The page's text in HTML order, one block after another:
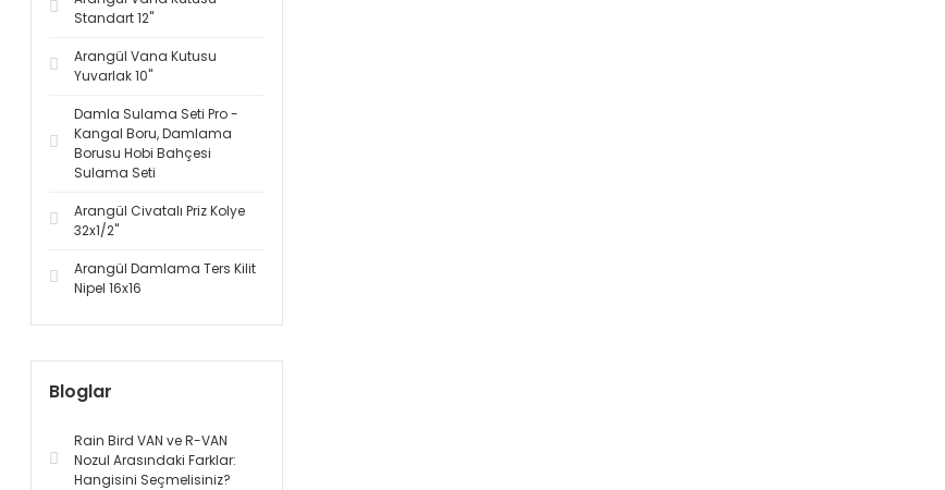
Standart 12''
Arangül Vana Kutusu
Yuvarlak 10''
Damla Sulama Seti Pro -
Kangal Boru, Damlama
Borusu Hobi Bahçesi
Sulama Seti
Arangül Civatalı Priz Kolye
32x1/2''
Arangül Damlama Ters Kilit
Nipel 16x16
Bloglar
Rain Bird VAN ve R-VAN
Nozul Arasındaki Farklar:
Hangisini Seçmelisiniz?